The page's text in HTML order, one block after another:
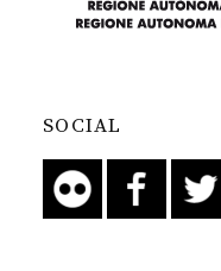
SOCIAL